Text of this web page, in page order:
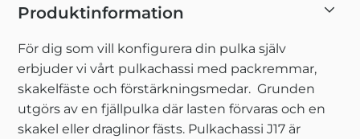
Produktinformation
För dig som vill konfigurera din pulka själv
erbjuder vi vårt pulkachassi med packremmar,
skakelfäste och förstärkningsmedar. Grunden
utgörs av en fjällpulka där lasten förvaras och en
skakel eller draglinor fästs. Pulkachassi J17 är